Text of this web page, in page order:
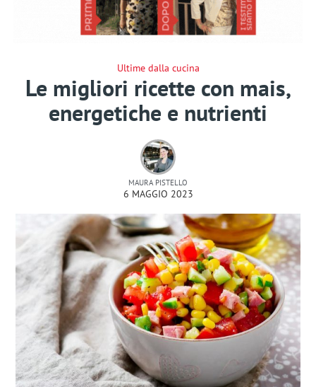
Ultime dalla cucina
Le migliori ricette con mais,
energetiche e nutrienti
MAURA PISTELLO
6 MAGGIO 2023